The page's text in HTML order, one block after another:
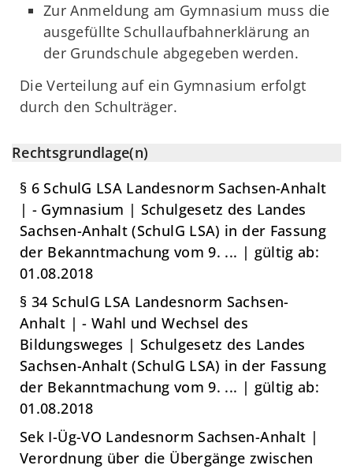
Zur Anmeldung am Gymnasium muss die
ausgefüllte Schullaufbahnerklärung an
der Grundschule abgegeben werden.
Die Verteilung auf ein Gymnasium erfolgt
durch den Schulträger.
Rechtsgrundlage(n)
§ 6 SchulG LSA Landesnorm Sachsen-Anhalt
| - Gymnasium | Schulgesetz des Landes
Sachsen-Anhalt (SchulG LSA) in der Fassung
der Bekanntmachung vom 9. ... | gültig ab:
01.08.2018
§ 34 SchulG LSA Landesnorm Sachsen-
Anhalt | - Wahl und Wechsel des
Bildungsweges | Schulgesetz des Landes
Sachsen-Anhalt (SchulG LSA) in der Fassung
der Bekanntmachung vom 9. ... | gültig ab:
01.08.2018
Sek I-Üg-VO Landesnorm Sachsen-Anhalt |
Verordnung über die Übergänge zwischen